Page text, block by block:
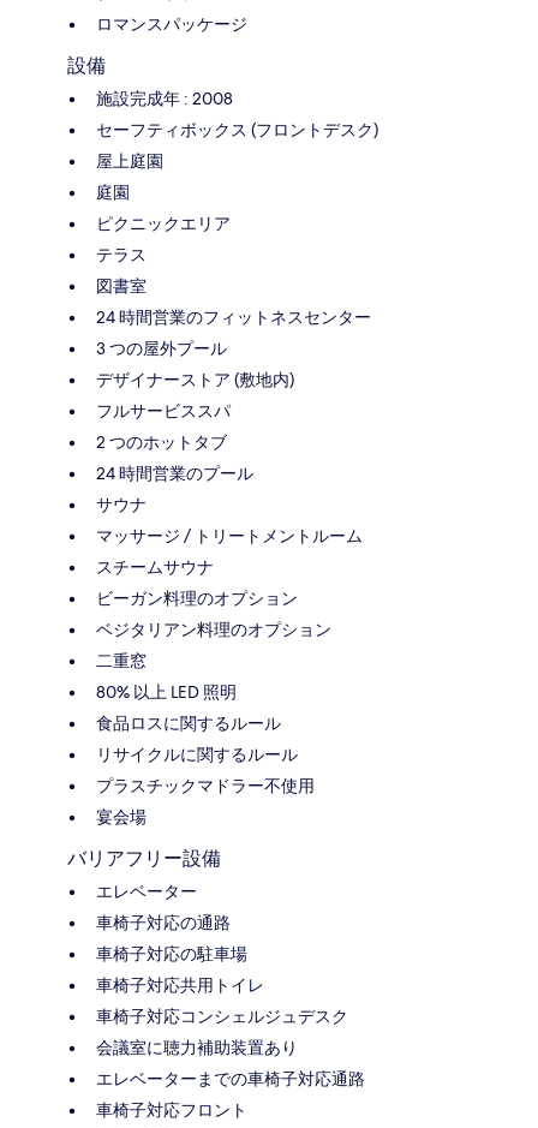
ロマンスパッケージ
設備
施設完成年 : 2008
セーフティボックス (フロントデスク)
屋上庭園
庭園
ピクニックエリア
テラス
図書室
24 時間営業のフィットネスセンター
3 つの屋外プール
デザイナーストア (敷地内)
フルサービススパ
2 つのホットタブ
24 時間営業のプール
サウナ
マッサージ / トリートメントルーム
スチームサウナ
ビーガン料理のオプション
ベジタリアン料理のオプション
二重窓
80% 以上 LED 照明
食品ロスに関するルール
リサイクルに関するルール
プラスチックマドラー不使用
宴会場
バリアフリー設備
エレベーター
車椅子対応の通路
車椅子対応の駐車場
車椅子対応共用トイレ
車椅子対応コンシェルジュデスク
会議室に聴力補助装置あり
エレベーターまでの車椅子対応通路
車椅子対応フロント